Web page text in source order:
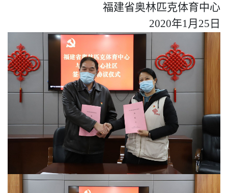
福建省奥林匹克体育中心
2020年1月 25 日